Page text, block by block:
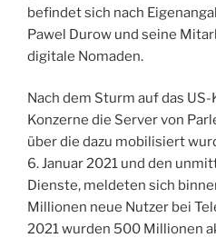
befindet sich nach
Pawel Durow und seine
digitale Nomaden.
Nach dem Sturm auf das
Konzerne die Server von
über die dazu mobilisiert
6. Januar 2021 und den
Dienste, meldeten sich
Millionen neue Nutzer bei
2021 wurden 500 Millionen